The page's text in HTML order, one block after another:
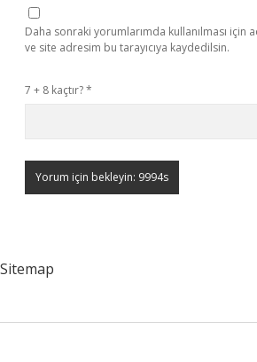
Daha sonraki yorumlarımda kullanılması için
ve site adresim bu tarayıcıya kaydedilsin.
7 + 8 kaçtır?*
Sitemap